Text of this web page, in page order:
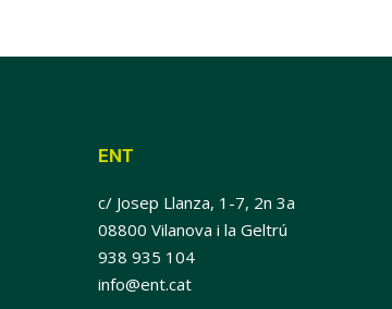
ENT
c/ Josep Llanza, 1-7, 2n 3a
08800 Vilanova i la Geltrú
938 935 104
info@ent.cat